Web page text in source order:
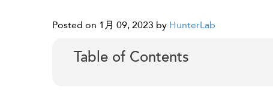
Posted on 1月 09, 2023 by HunterLab
Table of Contents